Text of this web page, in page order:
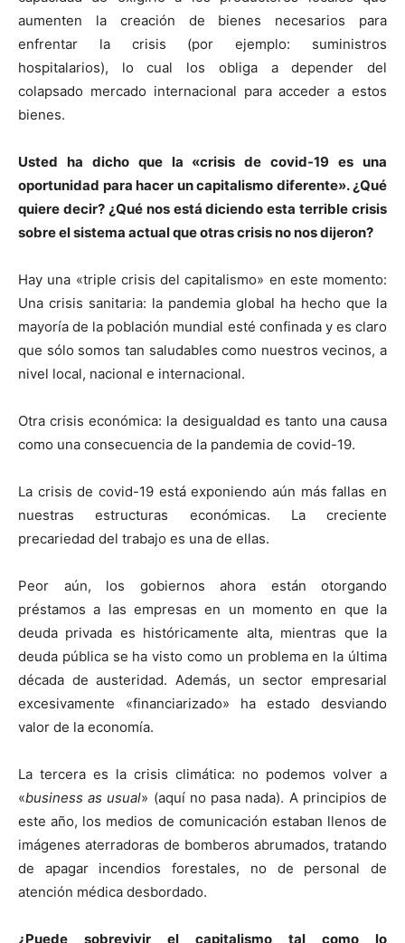
aumenten la creación de bienes necesarios para
enfrentar la crisis (por ejemplo: suministros
hospitalarios), lo cual los obliga a depender del
colapsado mercado internacional para acceder a estos
bienes.
Usted ha dicho que la «crisis de covid-19 es una
oportunidad para hacer un capitalismo diferente».¿Qué
quiere decir? ¿Qué nos está diciendo estaterrible crisis
sobre el sistema actual que otras crisis no nos dijeron?
Hay una «triple crisis del capitalismo» en este momento:
Una crisis sanitaria: la pandemia global ha hecho que la
mayoría de la población mundial esté confinada y es claro
que sólo somos tan saludables como nuestros vecinos, a
nivel local, nacional e internacional.
Otra crisis económica: la desigualdad es tanto una causa
como una consecuencia de la pandemia de covid-19.
La crisis de covid-19 está exponiendo aún más fallas en
nuestras estructuras económicas. La creciente
precariedad del trabajo es una de ellas.
Peor aún, los gobiernos ahora están otorgando
préstamos a las empresas en un momento en que la
deuda privada es históricamente alta, mientras que la
deuda pública se ha visto como un problema en la última
década de austeridad. Además, un sector empresarial
excesivamente «financiarizado» ha estado desviando
valor de la economía.
La tercera es la crisis climática: no podemos volver a
«business as usual» (aquí no pasa nada). A principios de
este año, los medios de comunicación estaban llenos de
imágenes aterradoras de bomberos abrumados, tratando
de apagar incendios forestales, no de personal de
atención médica desbordado.
¿Puede sobrevivir el capitalismo tal como lo